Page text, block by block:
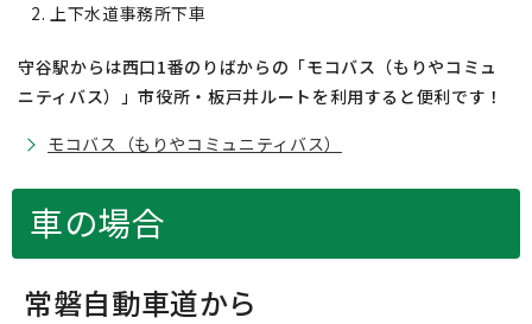
上下水道事務所下車
守谷駅からは西口1番のりばからの「モコバス（もりやコミュ
ニティバス）」市役所・板戸井ルートを利用すると便利です！
モコバス（もりやコミュニティバス）
車の場合
常磐自動車道から